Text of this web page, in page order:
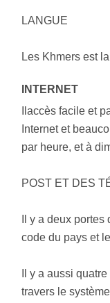
LANGUE
Les Khmers est
INTERNET
Ilaccès facile et
Internet et
par heure, et à
POST ET DES
Il y a deux
code du pays et
Il y a aussi
travers le